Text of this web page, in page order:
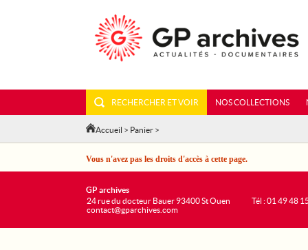
RECHERCHER ET VOIR NOS COLLECTIONS
Accueil > Panier >
Vous n'avez pas les droits d'accès à cette page.
GP archives
24 rue du docteur Bauer 93400 St Ouen
contact@gparchives.com
Tél : 01 49 48